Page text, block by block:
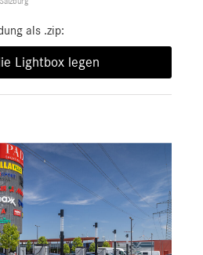
als .zip:
Lightbox legen